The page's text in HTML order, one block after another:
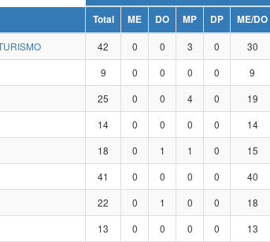
Total ME DO MP DP ME/DO
42 0 0 3 0 30
9 0 0 0 0 9
25 0 0 4 0 19
14 0 0 0 0 14
18 0 1 1 0 15
41 0 0 0 0 40
22 0 1 0 0 18
13 0 0 0 0 13